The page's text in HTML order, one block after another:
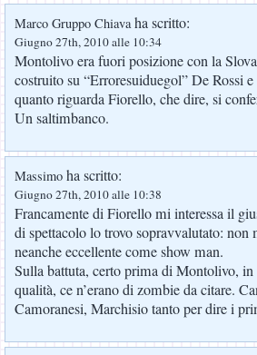
Marco Gruppo Chiavaha scritto:
Giugno 27th, 2010 alle 10:34
Montolivo era fuori posizione con la
costruito su “Erroresuiduegol” De Rossi
quanto riguarda Fiorello, che dire, si
Un saltimbanco.
Massimo ha scritto:
Giugno 27th, 2010 alle 10:38
Francamente di Fiorello mi interessa il
di spettacolo lo trovo sopravvalutato: non
neanche eccellente come show man.
Sulla battuta, certo prima di Montolivo,
qualità, ce n’erano di zombie da citare.
Camoranesi, Marchisio tanto per dire i